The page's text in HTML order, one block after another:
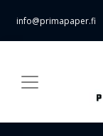
info@primapaper.fi